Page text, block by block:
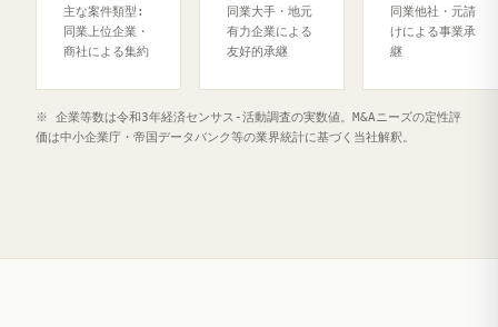
主な案件類型:
同業上位企業・
商社による集約
同業大手・地元
有力企業による
友好的承継
同業他社・元請
けによる事業承
継
※ 企業等数は令和3年経済センサス‐活動調査の実数値。M&Aニーズの定性評
価は中小企業庁・帝国データバンク等の業界統計に基づく当社解釈。